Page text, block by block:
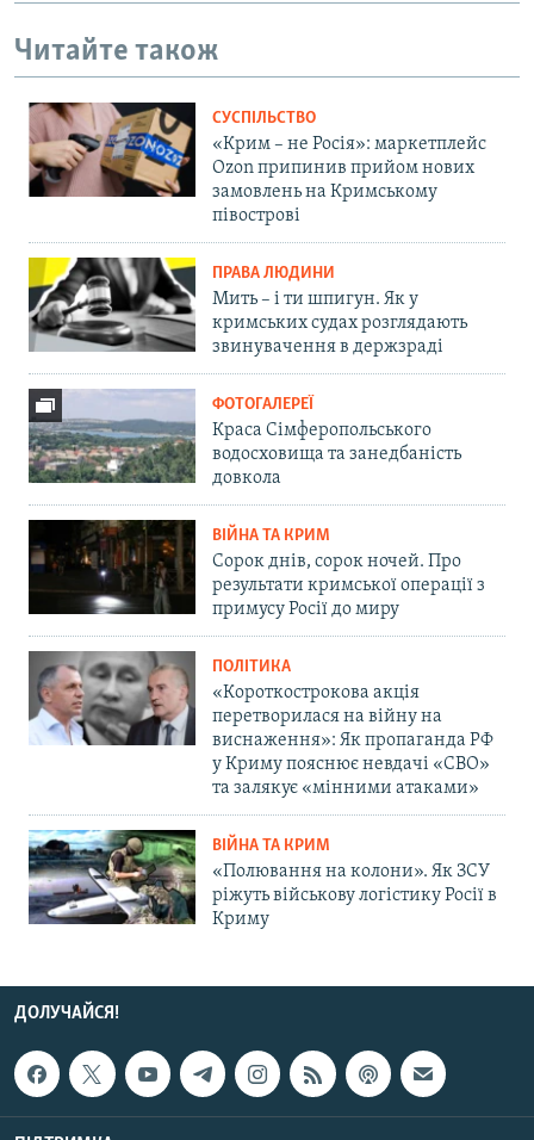
Читайте також
СУСПІЛЬСТВО
«Крим – не Росія»: маркетплейс
Ozon припинив прийом нових
замовлень на Кримському
півострові
ПРАВА ЛЮДИНИ
Мить – і ти шпигун. Як у
кримських судах розглядають
звинувачення в держзраді
ФОТОГАЛЕРЕЇ
Краса Сімферопольського
водосховища та занедбаність
довкола
ВІЙНА ТА КРИМ
Сорок днів, сорок ночей. Про
результати кримської операції з
примусу Росії до миру
ПОЛІТИКА
«Короткострокова акція
перетворилася на війну на
виснаження»: Як пропаганда РФ
у Криму пояснює невдачі «СВО»
та залякує «мінними атаками»
ВІЙНА ТА КРИМ
«Полювання на колони». Як ЗСУ
ріжуть військову логістику Росії в
Криму
ДОЛУЧАЙСЯ!